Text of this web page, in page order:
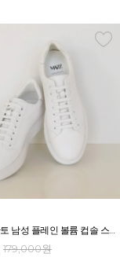
179,000원